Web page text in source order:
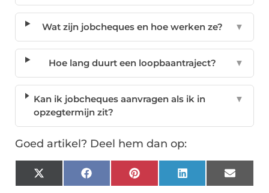
Wat zijn jobcheques en hoe werken ze? ▼
Hoe lang duurt een loopbaantraject? ▼
Kan ik jobcheques aanvragen als ik in
opzegtermijn zit?
▼
Goed artikel? Deel hem dan op:
X
(Twitter)
FacebookPinterest LinkedIn Email